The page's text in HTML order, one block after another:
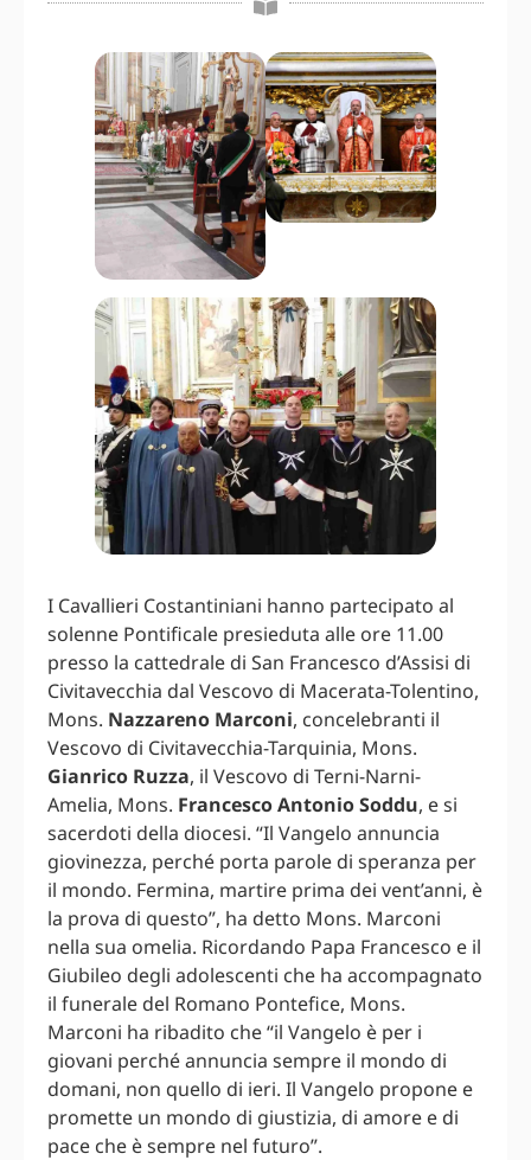
I Cavallieri Costantiniani hanno partecipato al
solenne Pontificale presieduta alle ore 11.00
presso la cattedrale di San Francesco d’Assisi di
Civitavecchia dal Vescovo di Macerata-Tolentino,
Mons. Nazzareno Marconi, concelebranti il
Vescovo di Civitavecchia-Tarquinia, Mons.
Gianrico Ruzza, il Vescovo di Terni-Narni-
Amelia, Mons. Francesco Antonio Soddu, e si
sacerdoti della diocesi. “Il Vangelo annuncia
giovinezza, perché porta parole di speranza per
il mondo. Fermina, martire prima dei vent’anni, è
la prova di questo”, ha detto Mons. Marconi
nella sua omelia. Ricordando Papa Francesco e il
Giubileo degli adolescenti che ha accompagnato
il funerale del Romano Pontefice, Mons.
Marconi ha ribadito che “il Vangelo è per i
giovani perché annuncia sempre il mondo di
domani, non quello di ieri. Il Vangelo propone e
promette un mondo di giustizia, di amore e di
pace che è sempre nel futuro”.